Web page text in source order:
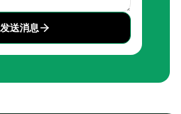
发送消息